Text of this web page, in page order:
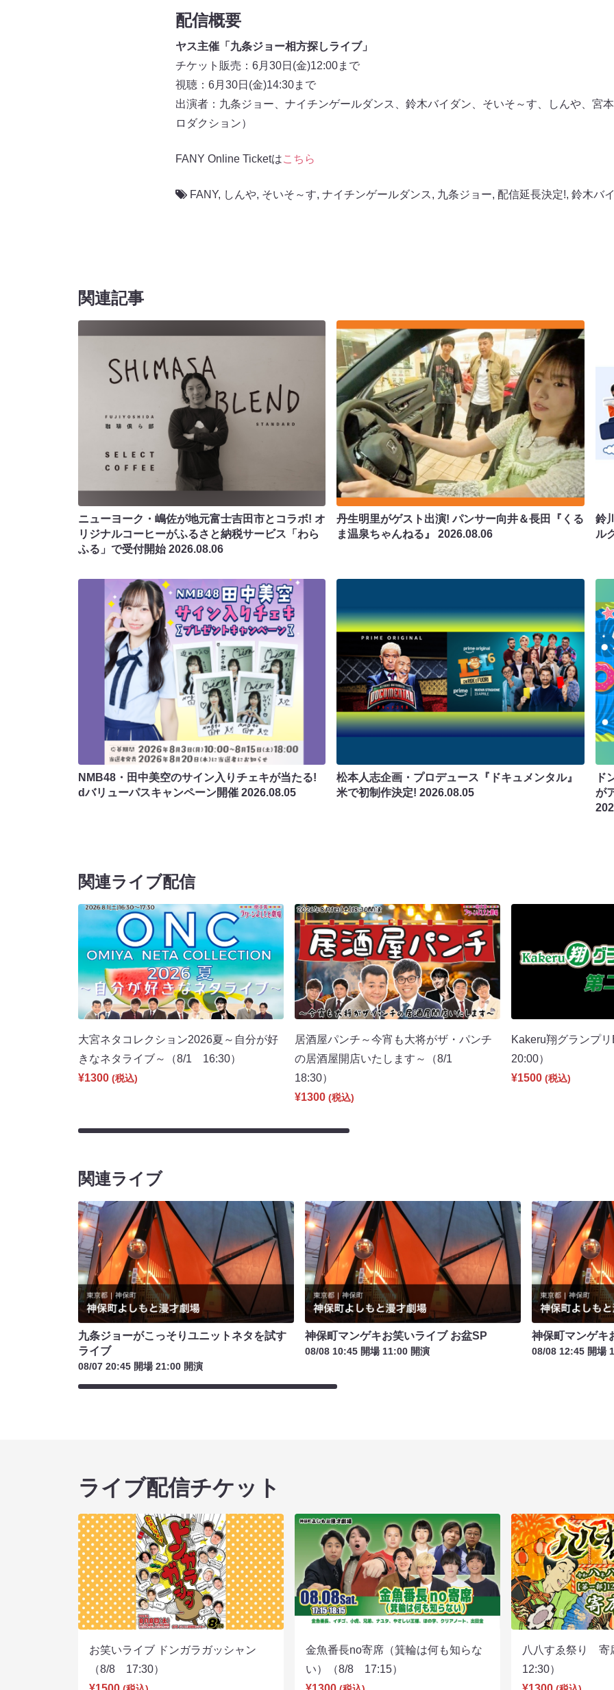
配信概要
ヤス主催「九条ジョー相方探しライブ」
チケット販売：6月30日(金)12:00まで
視聴：6月30日(金)14:30まで
出演者：九条ジョー、ナイチンゲールダンス、鈴木バイダン、そいそ～す、しんや、宮
ロダクション）
FANY Online Ticketはこちら
FANY, しんや, そいそ～す, ナイチンゲールダンス, 九条ジョー, 配信延長決定!, 鈴木バ
関連記事
ニューヨーク・嶋佐が地元富士吉田市とコラボ! オ
リジナルコーヒーがふるさと納税サービス「わら
ふる」で受付開始2026.08.06
丹生明里がゲスト出演! パンサー向井＆長田『くる
ま温泉ちゃんねる』2026.08.06
鈴
ル
NMB48・田中美空のサイン入りチェキが当たる!
dバリューパスキャンペーン開催 2026.08.05
松本人志企画・プロデュース『ドキュメンタル』
米で初制作決定!2026.08.05
ド
が
関連ライブ配信
大宮ネタコレクション2026夏～自分が好
きなネタライブ～（8/1 16:30）
¥1300 (税込)
居酒屋パンチ～今宵も大将がザ・パンチ
の居酒屋開店いたします～（8/1
18:30）
¥1300 (税込)
Kakeru翔グランプ
20:00）
¥1500 (税込)
関連ライブ
九条ジョーがこっそりユニットネタを試す
ライブ
08/07 20:45 開場 21:00 開演
神保町マンゲキお笑いライブ お盆SP
08/08 10:45 開場 11:00 開演
神保町マンゲキ
08/08 12:45 開場
ライブ配信チケット
お笑いライブ ドンガラガッシャン
（8/8 17:30）
金魚番長no寄席（箕輪は何も知らな
い）（8/8 17:15）
八八すゑ祭り
12:30）